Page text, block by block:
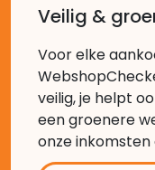
Veilig &
Voor elke
veilig, je helpt
een groenere
onze